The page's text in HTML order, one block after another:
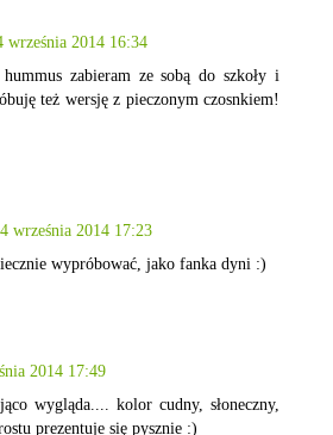
września 2014 16:34
zabieram ze sobą do szkoły i
też wersję z pieczonym czosnkiem!
4 września 2014 17:23
wypróbować, jako fanka dyni :)
2014 17:49
wygląda.... kolor cudny, słoneczny,
prezentuje się pysznie :)